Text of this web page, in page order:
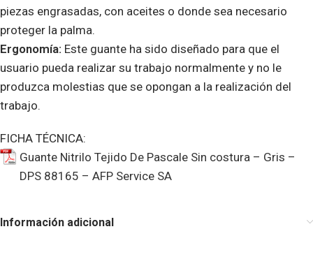
piezas engrasadas, con aceites o donde sea necesario
proteger la palma.
Ergonomía: Este guante ha sido diseñado para que el
usuario pueda realizar su trabajo normalmente y no le
produzca molestias que se opongan a la realización del
trabajo.
FICHA TÉCNICA:
Guante Nitrilo Tejido De Pascale Sin costura – Gris –
DPS 88165 – AFP Service SA
Información adicional